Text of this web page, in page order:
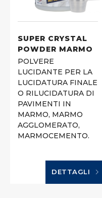
SUPER CRYSTAL
POWDER MARMO
POLVERE
LUCIDANTE PER LA
LUCIDATURA FINALE
O RILUCIDATURA DI
PAVIMENTI IN
MARMO, MARMO
AGGLOMERATO,
MARMOCEMENTO.
DETTAGLI